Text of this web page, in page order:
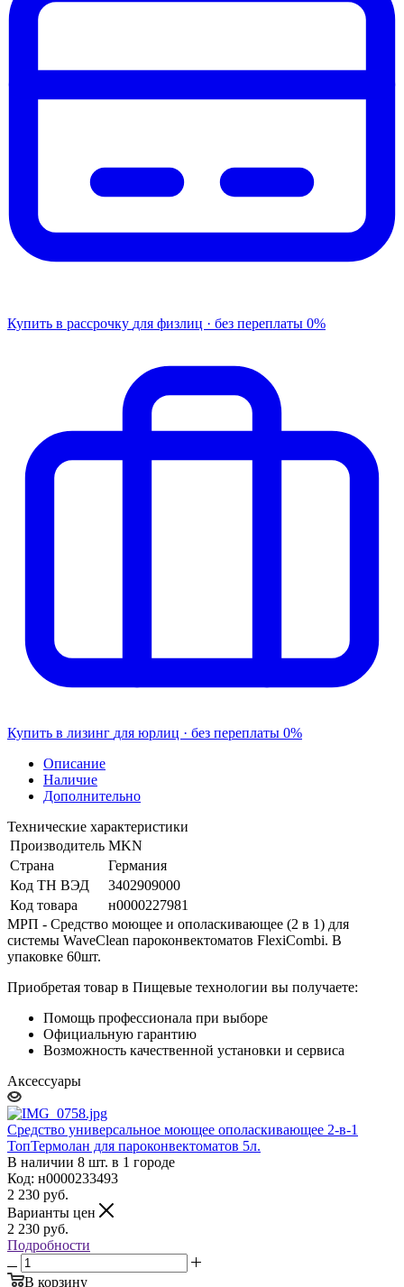
Купить в рассрочку для физлиц · без переплаты 0%
Купить в лизинг для юрлиц · без переплаты 0%
Описание
Наличие
Дополнительно
Технические характеристики
Производитель MKN
Страна
Германия
Код ТН ВЭД
3402909000
Код товара
н0000227981
МРП - Средство моющее и ополаскивающее (2 в 1) для
системы WaveClean пароконвектоматов FlexiCombi. В
упаковке 60шт.
Приобретая товар в Пищевые технологии вы получаете:
Помощь профессионала при выборе
Официальную гарантию
Возможность качественной установки и сервиса
Аксессуары
Средство универсальное моющее ополаскивающее 2-в-1
ТопТермолан для пароконвектоматов 5л.
В наличии 8 шт. в 1 городе
Код: н0000233493
2 230 руб.
Варианты цен
2 230 руб.
Подробности
В корзину